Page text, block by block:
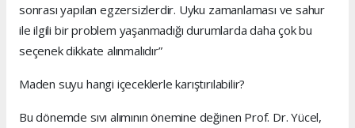
sonrası yapılan egzersizlerdir. Uyku zamanlaması ve sahur
ile ilgili bir problem yaşanmadığı durumlarda daha çok bu
seçenek dikkate alınmalıdır”
Maden suyu hangi içeceklerle karıştırılabilir?
Bu dönemde sıvı alımının önemine değinen Prof. Dr. Yücel,